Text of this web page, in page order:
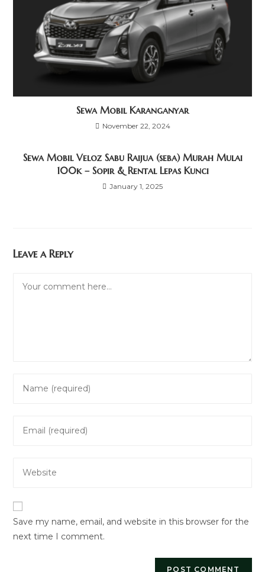
Sewa Mobil Karanganyar
November 22, 2024
Sewa Mobil Veloz Sabu Raijua (seba) Murah Mulai
100k – Sopir & Rental Lepas Kunci
January 1, 2025
Leave a Reply
your
comment
your
your
URL
(optional)
Save my name, email, and website in this browser for the
next time I comment.